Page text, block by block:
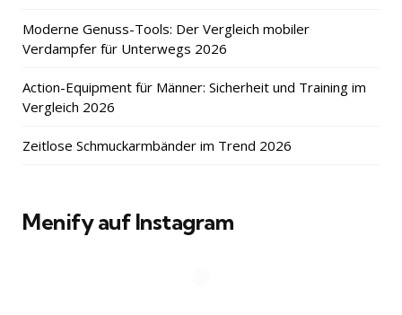
Moderne Genuss-Tools: Der Vergleich mobiler
Verdampfer für Unterwegs 2026
Action-Equipment für Männer: Sicherheit und Training im
Vergleich 2026
Zeitlose Schmuckarmbänder im Trend 2026
Menify auf Instagram